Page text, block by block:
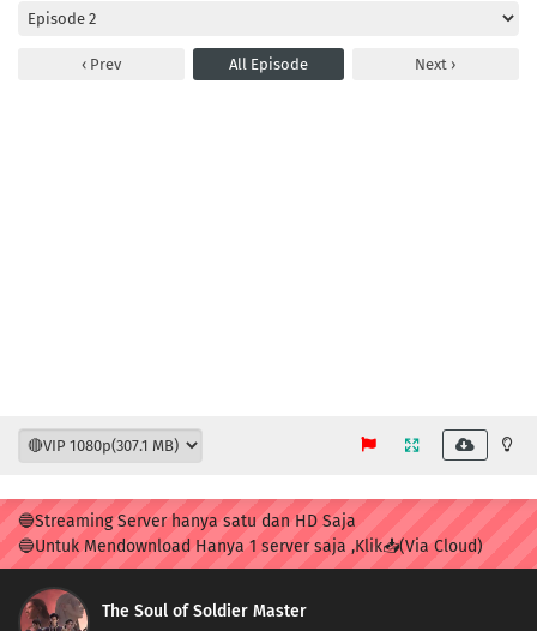
Prev All Episode Next
🔵Streaming Server hanya satu dan HD Saja
🔵Untuk Mendownload Hanya 1 server saja ,Klik📥(Via Cloud)
The Soul of Soldier Master